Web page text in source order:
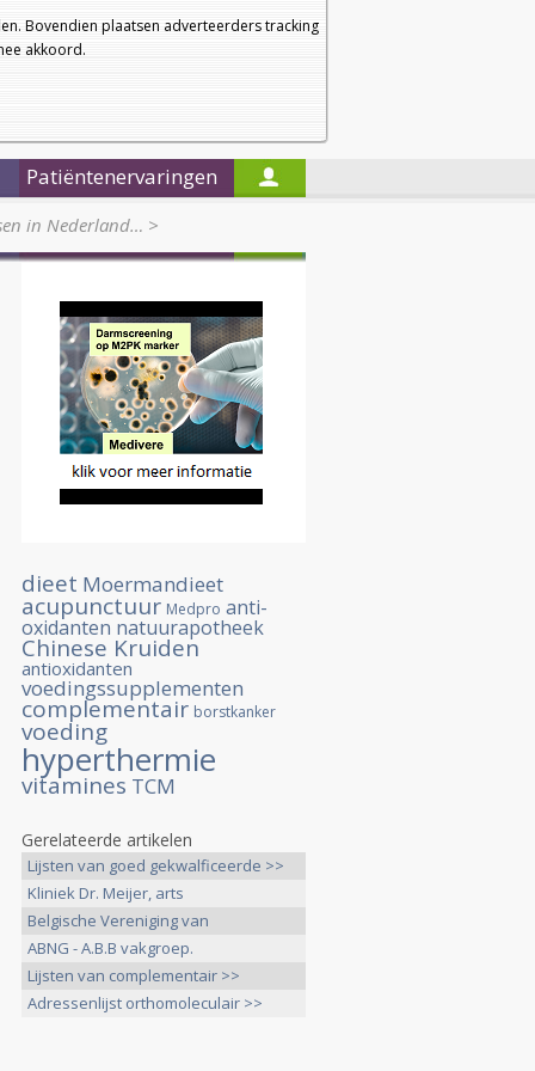
Bovendien plaatsen adverteerders tracking
akkoord.
a
a
Nieuwsbrief
Startpagina
Patiëntenervaringen
in Nederland… >
dieet Moermandieet
acupunctuur Medpro anti-
oxidanten natuurapotheek
Chinese Kruiden
antioxidanten
voedingssupplementen
complementair borstkanker
voeding
hyperthermie
vitamines TCM
Gerelateerde artikelen
Lijsten van goed gekwalficeerde >>
Kliniek Dr. Meijer, arts
gespecialiseerd >>
Belgische Vereniging van
orthomoleculaire >>
ABNG - A.B.B vakgroep.
Artsenvereniging >>
Lijsten van complementair >>
Adressenlijst orthomoleculair >>